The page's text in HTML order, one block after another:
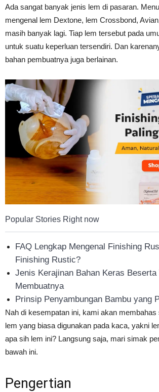
Kuat
&
Tahan
Lama
Ada sangat banyak jenis lem di pasaran.
mengenal lem Dextone, lem Crossbond,
masih banyak lagi. Tiap lem tersebut pada
untuk suatu keperluan tersendiri. Dan
bahan pembuatnya juga berlainan.
Popular Stories Right now
FAQ Lengkap Mengenal Finishing
Finishing Rustic?
Jenis Kerajinan Bahan Keras Beserta
Membuatnya
Prinsip Penyambungan Bambu yang
Nah di kesempatan ini, kami akan membahas
lem yang biasa digunakan pada kaca, yakni
apa sih lem ini? Langsung saja, mari simak
bawah ini.
Pengertian